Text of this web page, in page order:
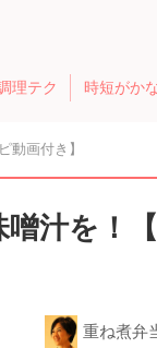
理テク 時短がか
動画付き】
汁を！
重ね煮弁